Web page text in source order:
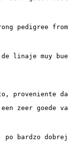
pedigree
linaje muy
proveniente
zeer goede
bardzo